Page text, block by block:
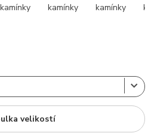
velikostí